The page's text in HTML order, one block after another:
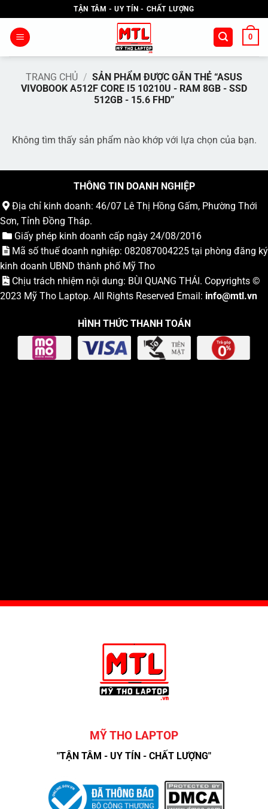
qua
nội
TẬN TÂM - UY TÍN - CHẤT LƯỢNG
0
TRANG CHỦ / SẢN PHẨM ĐƯỢC GẮN THẺ “ASUS
VIVOBOOK A512F CORE I5 10210U - RAM 8GB - SSD
512GB - 15.6 FHD”
Không tìm thấy sản phẩm nào khớp với lựa chọn của bạn.
THÔNG TIN DOANH NGHIỆP
Địa chỉ kinh doanh: 46/07 Lê Thị Hồng Gấm, Phường Thới
Sơn, Tỉnh Đồng Tháp.
Giấy phép kinh doanh cấp ngày 24/08/2016
Mã số thuế doanh nghiệp: 082087004225 tại phòng đăng ký
kinh doanh UBND thành phố Mỹ Tho
Chịu trách nhiệm nội dung: BÙI QUANG THÁI. Copyrights ©
2023 Mỹ Tho Laptop. All Rights Reserved Email: info@mtl.vn
HÌNH THỨC THANH TOÁN
MỸ THO LAPTOP
"TẬN TÂM - UY TÍN - CHẤT LƯỢNG"